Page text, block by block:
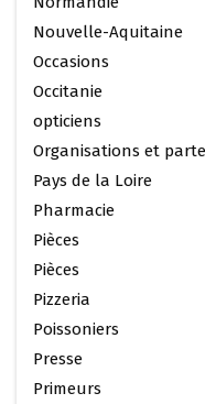
Nouvelle-Aquitaine
Occasions
Occitanie
opticiens
Organisations et
Pays de la Loire
Pharmacie
Pièces
Pièces
Pizzeria
Poissoniers
Presse
Primeurs